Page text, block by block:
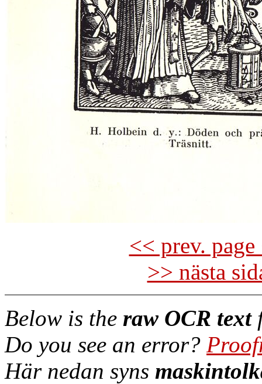
<< prev.
>> nästa
Below is the raw OCR text
Do you see an error?
Här nedan syns